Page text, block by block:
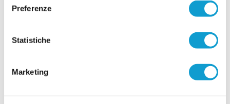
Preferenze
Statistiche
Marketing
Vai all'edizione provinciale